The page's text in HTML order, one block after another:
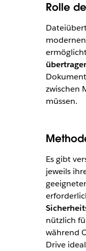
Rolle
zwischen
müssen.
Es gibt
jeweils
nützlich
während
Drive